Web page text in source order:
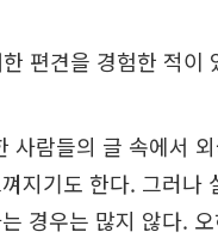
편견을 경험한 적이
사람들의 글 속에서
지기도 한다. 그러나
경우는 많지 않다.